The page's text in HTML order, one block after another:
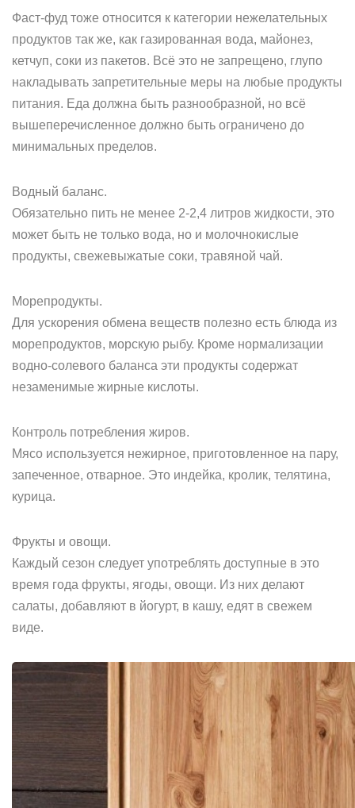
Фаст-фуд тоже относится к категории нежелательных
продуктов так же, как газированная вода, майонез,
кетчуп, соки из пакетов. Всё это не запрещено, глупо
накладывать запретительные меры на любые продукты
питания. Еда должна быть разнообразной, но всё
вышеперечисленное должно быть ограничено до
минимальных пределов.
Водный баланс.
Обязательно пить не менее 2-2,4 литров жидкости, это
может быть не только вода, но и молочнокислые
продукты, свежевыжатые соки, травяной чай.
Морепродукты.
Для ускорения обмена веществ полезно есть блюда из
морепродуктов, морскую рыбу. Кроме нормализации
водно-солевого баланса эти продукты содержат
незаменимые жирные кислоты.
Контроль потребления жиров.
Мясо используется нежирное, приготовленное на пару,
запеченное, отварное. Это индейка, кролик, телятина,
курица.
Фрукты и овощи.
Каждый сезон следует употреблять доступные в это
время года фрукты, ягоды, овощи. Из них делают
салаты, добавляют в йогурт, в кашу, едят в свежем
виде.